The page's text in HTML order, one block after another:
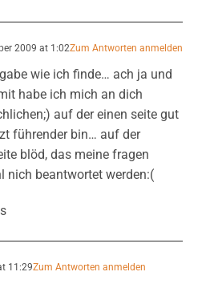
2009 at 1:02Zum Antworten anmelden
wie ich finde… ach ja und
habe ich mich an dich
auf der einen seite gut
führender bin… auf der
blöd, das meine fragen
nich beantwortet werden:(
11:29Zum Antworten anmelden